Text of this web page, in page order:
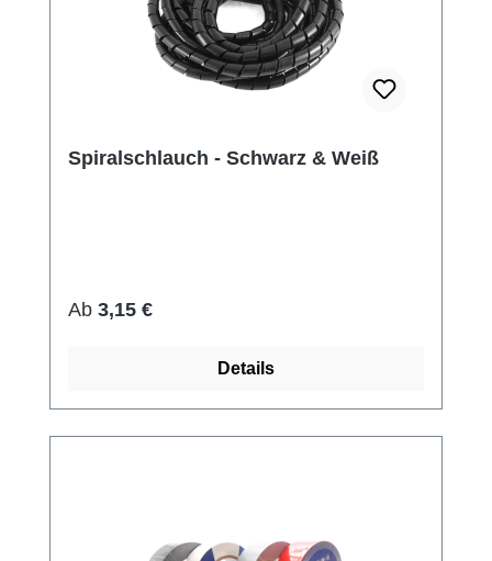
Spiralschlauch - Schwarz & Weiß
Regulärer Preis:
Ab 3,15 €
Details